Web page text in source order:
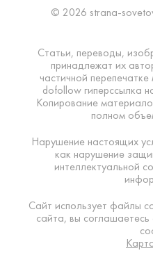
© 2026 strana-
Статьи, переводы,
принадлежат их
частичной
dofollow гиперссылка
Копирование
полном
Нарушение настоящих
как нарушение
интеллектуальной
Сайт использует файлы
сайта, вы